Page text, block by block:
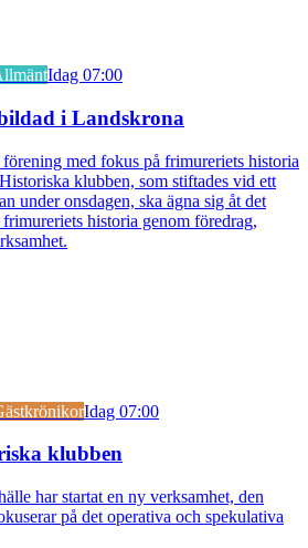
Idag 07:00
i Landskrona
med fokus på frimureriets historia
klubben, som stiftades vid ett
under onsdagen, ska ägna sig åt det
historia genom föredrag,
Idag 07:00
klubben
har startat en ny verksamhet, den
på det operativa och spekulativa